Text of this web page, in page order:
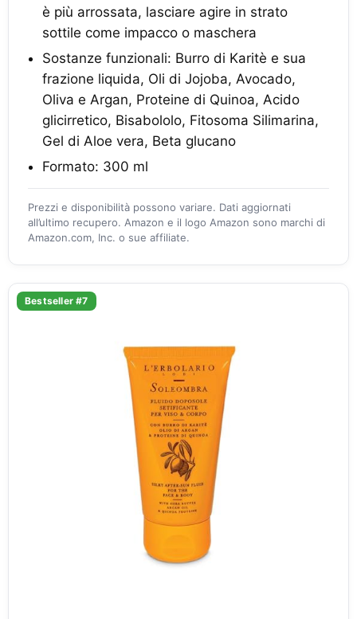
è più arrossata, lasciare agire in strato
sottile come impacco o maschera
Sostanze funzionali: Burro di Karitè e sua
frazione liquida, Oli di Jojoba, Avocado,
Oliva e Argan, Proteine di Quinoa, Acido
glicirretico, Bisabololo, Fitosoma Silimarina,
Gel di Aloe vera, Beta glucano
Formato: 300 ml
Prezzi e disponibilità possono variare. Dati aggiornati
all’ultimo recupero. Amazon e il logo Amazon sono marchi di
Amazon.com, Inc. o sue affiliate.
Bestseller #7